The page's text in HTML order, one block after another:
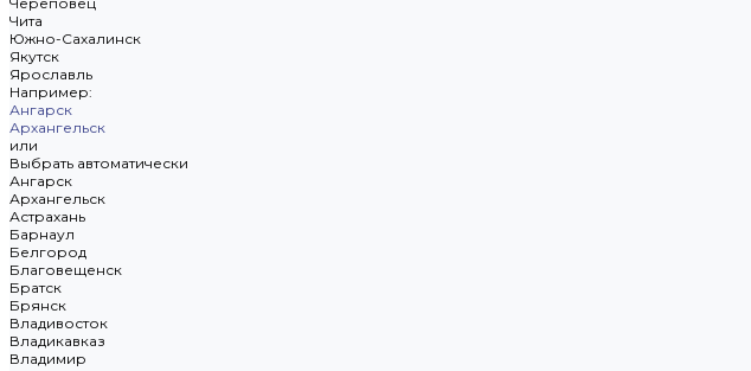
Чита
Южно-Сахалинск
Якутск
Ярославль
Например:
Ангарск
Архангельск
или
Выбрать автоматически
Ангарск
Архангельск
Астрахань
Барнаул
Белгород
Благовещенск
Братск
Брянск
Владивосток
Владикавказ
Владимир